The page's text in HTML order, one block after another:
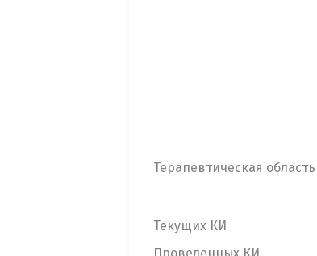
Терапевтическая область
Текущих КИ